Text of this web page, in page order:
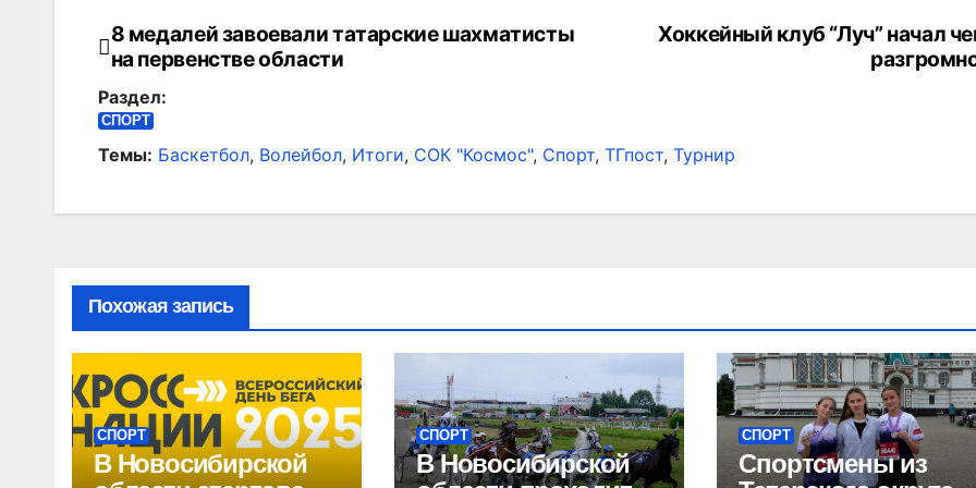
Навигация
по
записям
Хоккейный клуб “Луч” начал
8 медалей завоевали татарские шахматисты
на первенстве области
Раздел:
СПОРТ
Темы: Баскетбол, Волейбол, Итоги, СОК "Космос", Спорт, ТГпост, Турнир
Похожая запись
СПОРТ
В Новосибирской
СПОРТ
В Новосибирской
СПОРТ
Спортсмены из